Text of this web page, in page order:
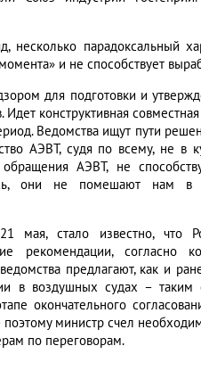
парадоксальный
и не способствует
для подготовки и
конструктивная
Ведомства ищут пути
АЭВТ, судя по всему, не в
АЭВТ, не
они не помешают нам
мая, стало известно, что
рекомендации, согласно
предлагают, как и
в воздушных судах – таким
окончательного
министр счел
по переговорам.